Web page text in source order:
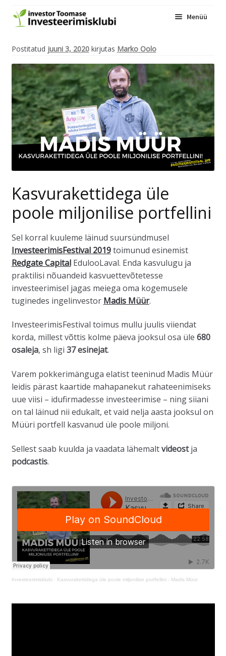
Menüü
Üritused
Blogi
Ava
InvesteerimisFestival
Liitu
Postitatud juuni 3, 2020 kirjutas Marko Oolo
Kasvurakettidega üle
poole miljonilise portfellini
Sel korral kuuleme läinud suursündmusel
InvesteerimisFestival 2019toimunud esinemist
Redgate CapitalEdulooLaval. Enda kasvulugu ja
praktilisi nõuandeid kasvuettevõtetesse
investeerimisel jagas meiega oma kogemusele
tuginedes ingelinvestor Madis Müür.
InvesteerimisFestival toimus mullu juulis viiendat
korda, millest võttis kolme päeva jooksul osa üle 680
osaleja, sh ligi 37 esinejat.
Varem pokkerimänguga elatist teeninud Madis Müür
leidis pärast kaartide mahapanekut rahateenimiseks
uue viisi – idufirmadesse investeerimise – ning siiani
on tal läinud nii edukalt, et vaid nelja aasta jooksul on
Müüri portfell kasvanud üle poole miljoni.
Sellest saab kuulda ja vaadata lähemaltvideostja
podcastis.
Investeerimisklubi· Kasvurakettidega üle poole miljonilise portfellini - Madis Müür